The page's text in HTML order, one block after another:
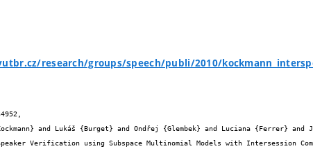
research/groups/speech/publi/2010/